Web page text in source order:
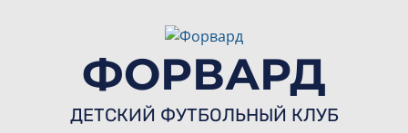
ФОРВАРД
ДЕТСКИЙ ФУТБОЛЬНЫЙ КЛУБ